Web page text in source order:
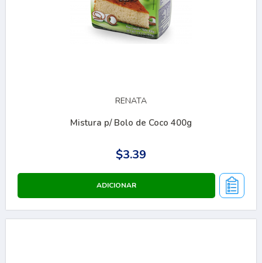
RENATA
Mistura p/ Bolo de Coco 400g
$3.39